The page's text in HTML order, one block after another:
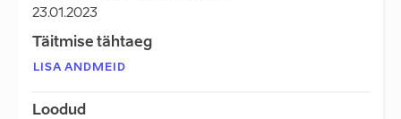
23.01.2023
Täitmise tähtaeg
LISA ANDMEID
Loodud